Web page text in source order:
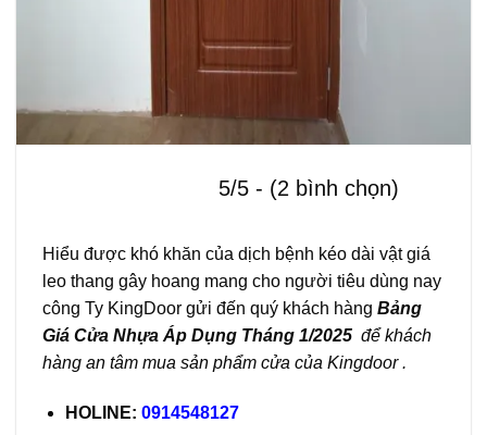
5/5 - (2 bình chọn)
Hiểu được khó khăn của dịch bệnh kéo dài vật giá
leo thang gây hoang mang cho người tiêu dùng nay
công Ty KingDoor gửi đến quý khách hàng Bảng
Giá Cửa Nhựa Áp Dụng Tháng 1/2025 để khách
hàng an tâm mua sản phẩm cửa của Kingdoor .
HOLINE: 0914548127